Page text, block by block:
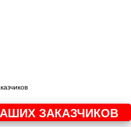
ЗАКАЗЧИКОВ